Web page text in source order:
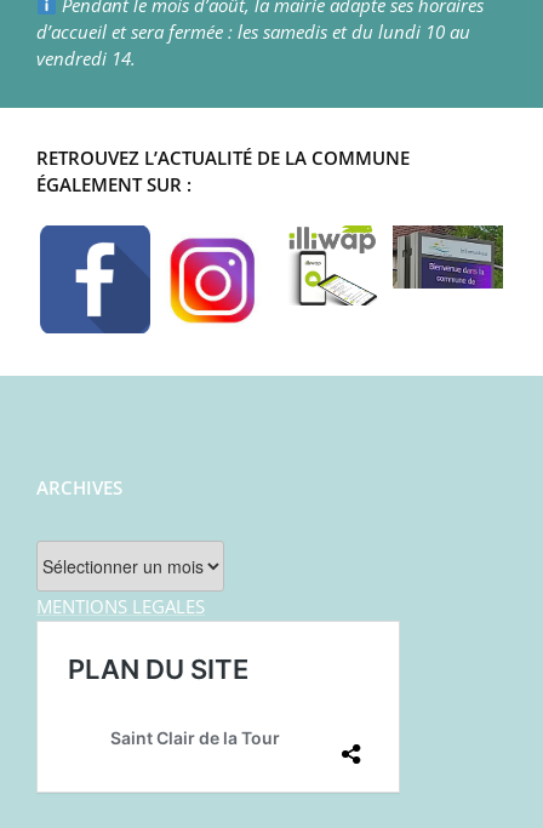
Pendant le mois d’août, la mairie adapte ses horaires
d’accueil et sera fermée : les samedis et du lundi 10 au
vendredi 14.
RETROUVEZ L’ACTUALITÉ DE LA COMMUNE
ÉGALEMENT SUR :
ARCHIVES
Archives
MENTIONS LEGALES